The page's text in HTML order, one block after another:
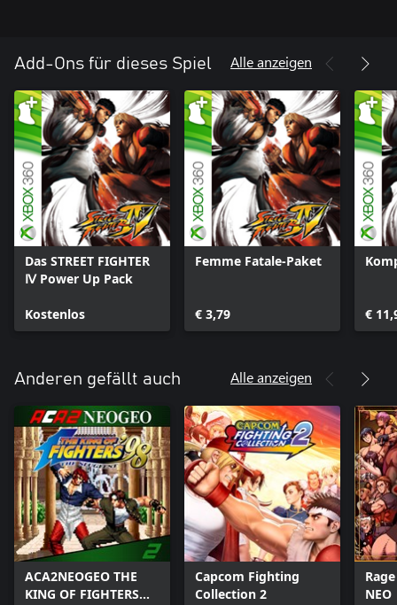
Add-Ons für dieses Spiel Alle anzeigen
Das STREET FIGHTER
Ⅳ Power Up Pack
Kostenlos
Femme Fatale-Paket
€ 3,79 €
Anderen gefällt auch Alle anzeigen
ACA2NEOGEO THE
KING OF FIGHTERS
Capcom Fighting
Collection 2
NEO